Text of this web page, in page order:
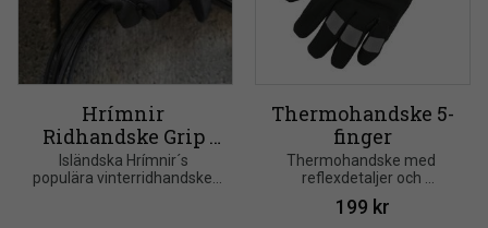
Hrímnir
Ridhandske Grip
Vinter
Isländska Hrímnir´s
populära vinterridhandske.
Thermohandske 5-
finger
Thermohandske med
reflexdetaljer och
reflexbadge. Varmfodrad
med thermofiber. Stickad
199 kr